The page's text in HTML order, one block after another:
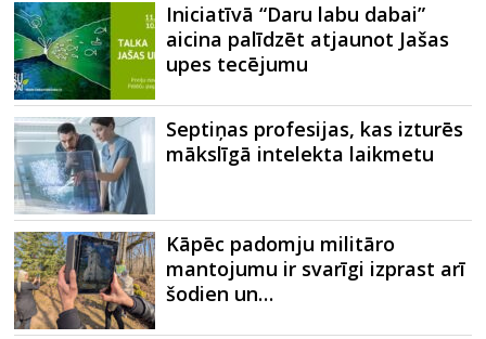
Iniciatīvā “Daru labu dabai”
aicina palīdzēt atjaunot Jašas
upes tecējumu
Septiņas profesijas, kas izturēs
mākslīgā intelekta laikmetu
Kāpēc padomju militāro
mantojumu ir svarīgi izprast arī
šodien un…